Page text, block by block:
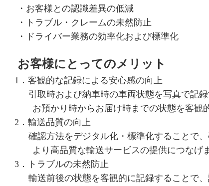
・お客様との認識差異の低減
・トラブル・クレームの未然防止
・ドライバー業務の効率化および標準化
お客様にとってのメリット
1 ．客観的な記録による安心感の向上
引取時および納車時の車両状態を写真で記録
お預かり時からお届け時までの状態を客観的
2．輸送品質の向上
確認方法をデジタル化・標準化することで、
より高品質な輸送サービスの提供につなげま
3．トラブルの未然防止
輸送前後の状態を客観的に記録することで、